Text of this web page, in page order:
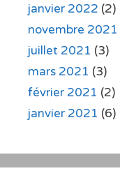
janvier 2022 (2)
novembre 2021
juillet 2021 (3)
mars 2021 (3)
février 2021 (2)
janvier 2021 (6)